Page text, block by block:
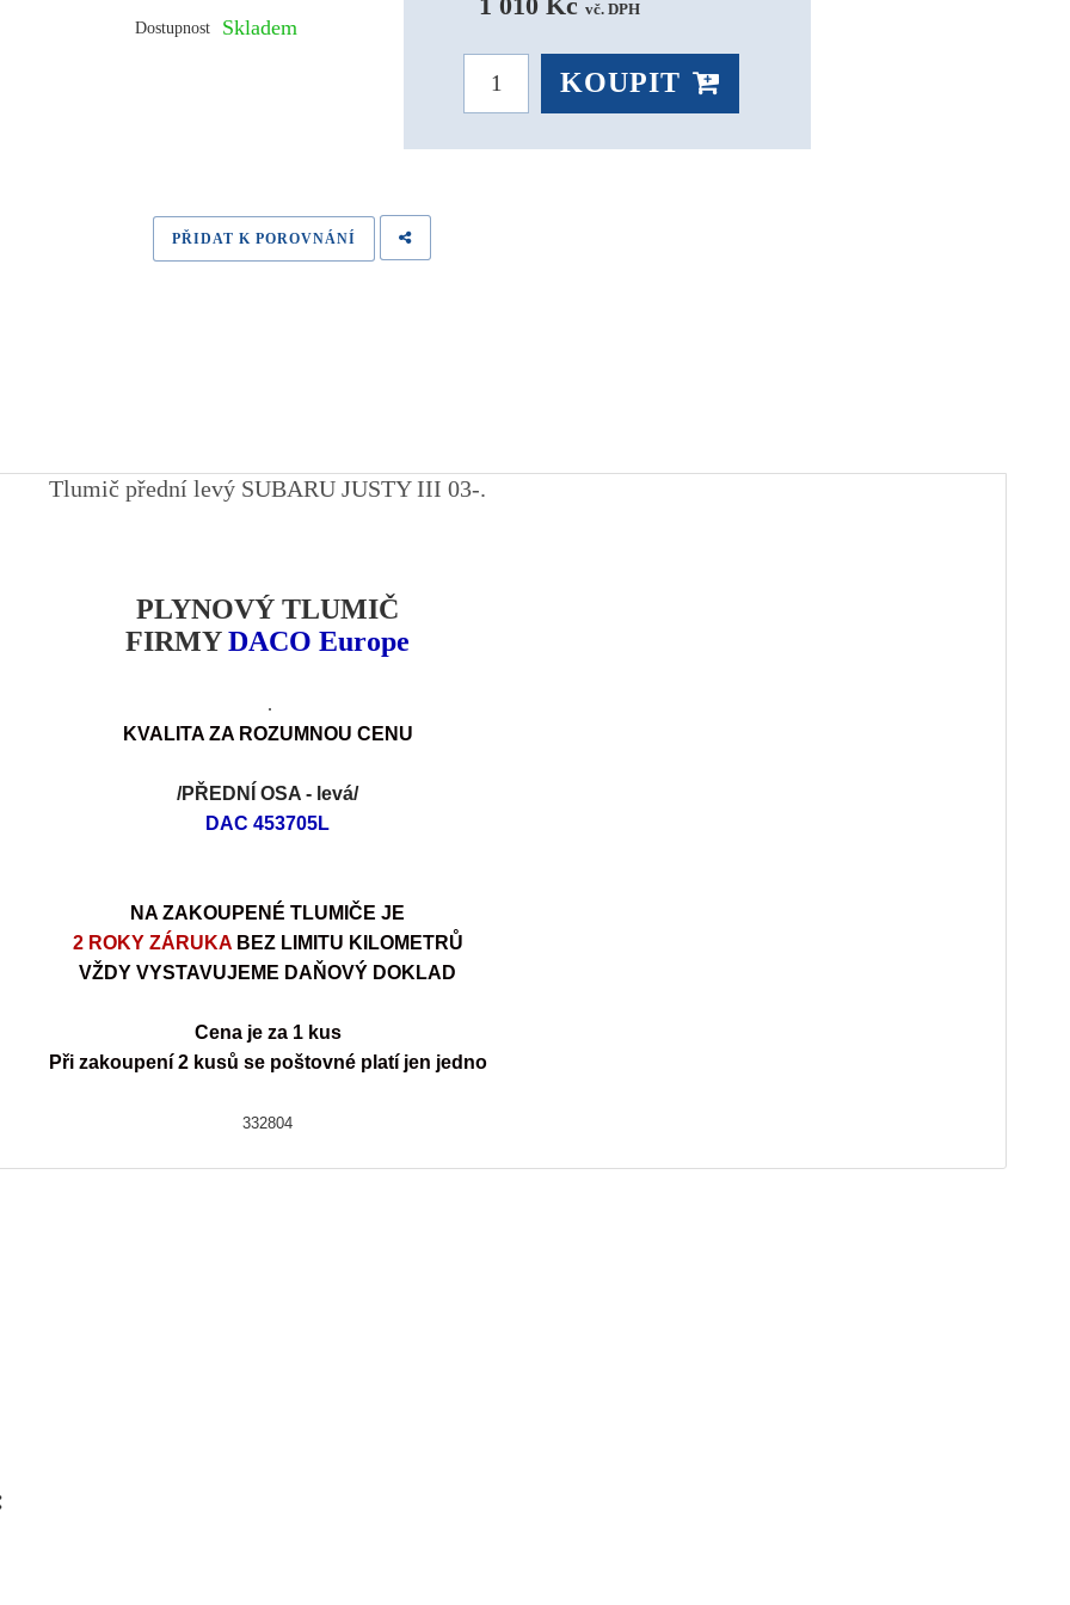
Dostupnost Skladem
vč. DPH
KOUPIT
PŘIDAT K POROVNÁNÍ
Tlumič přední levý SUBARU JUSTY III 03-.
PLYNOVÝ TLUMIČ
FIRMYDACO Europe
.
KVALITA ZA ROZUMNOU CENU
/PŘEDNÍ OSA - levá/
DAC 453705L
NA ZAKOUPENÉ TLUMIČE JE
2 ROKY ZÁRUKA BEZ LIMITU KILOMETRŮ
VŽDY VYSTAVUJEME DAŇOVÝ DOKLAD
Cena je za 1 kus
Při zakoupení 2 kusů se poštovné platí jen jedno
332804